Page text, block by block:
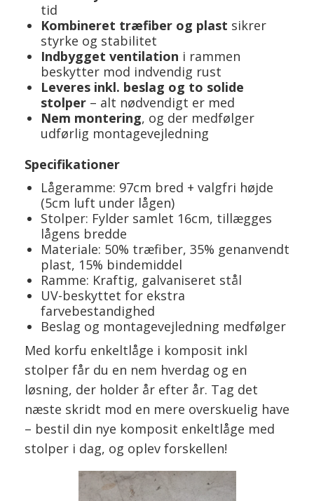
tid
Kombineret træfiber og plast sikrer
styrke og stabilitet
Indbygget ventilation i rammen
beskytter mod indvendig rust
Leveres inkl. beslag og to solide
stolper– alt nødvendigt er med
Nem montering, og der medfølger
udførlig montagevejledning
Specifikationer
Lågeramme: 97cm bred + valgfri højde
(5cm luft under lågen)
Stolper: Fylder samlet 16cm, tillægges
lågens bredde
Materiale: 50% træfiber, 35% genanvendt
plast, 15% bindemiddel
Ramme: Kraftig, galvaniseret stål
UV-beskyttet for ekstra
farvebestandighed
Beslag og montagevejledning medfølger
Med korfu enkeltlåge i komposit inkl
stolper får du en nem hverdag og en
løsning, der holder år efter år. Tag det
næste skridt mod en mere overskuelig have
– bestil din nye komposit enkeltlåge med
stolper i dag, og oplev forskellen!